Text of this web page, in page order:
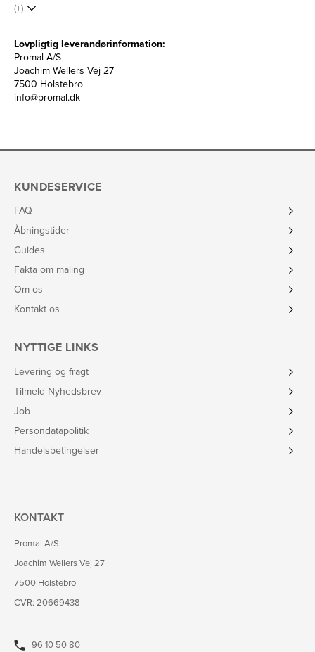
(+)
Lovpligtig leverandørinformation:
Promal A/S
Joachim Wellers Vej 27
7500 Holstebro
info@promal.dk
KUNDESERVICE
FAQ
Åbningstider
Guides
Fakta om maling
Om os
Kontakt os
NYTTIGE LINKS
Levering og fragt
Tilmeld Nyhedsbrev
Job
Persondatapolitik
Handelsbetingelser
KONTAKT
Promal A/S
Joachim Wellers Vej 27
7500 Holstebro
CVR: 20669438
96 10 50 80